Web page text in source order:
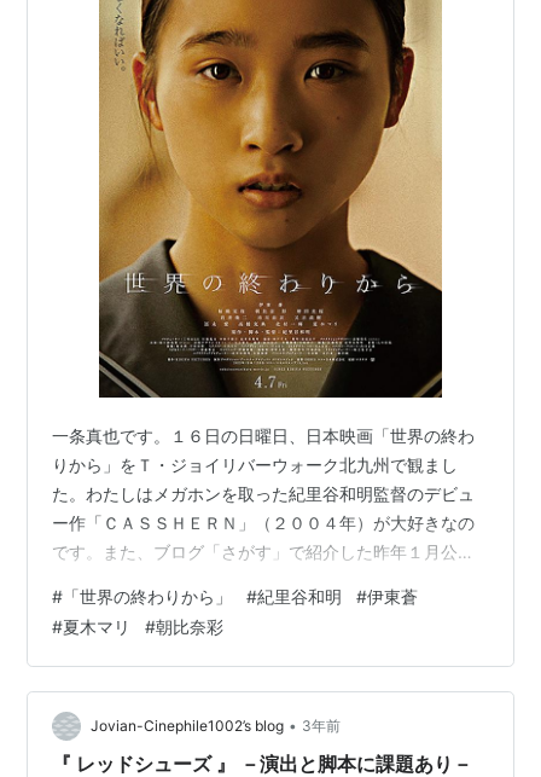
一条真也です。１６日の日曜日、日本映画「世界の終わ
りから」をＴ・ジョイリバーウォーク北九州で観まし
た。わたしはメガホンを取った紀里谷和明監督のデビュ
ー作「ＣＡＳＳＨＥＲＮ」（２００４年）が大好きなの
です。また、ブログ「さがす」で紹介した昨年１月公開
聞いて、上映ラスト１日前に鑑賞。「なんだか凄いもの
を観たな」とは感じましたが、この映画が傑作なのか駄
作なのかは迷うところです。 ヤフー映画の「解説」に
は、こう書かれています。「『ＣＡＳＳＨＥＲＮ』『ラ
スト・ナイツ』などの紀里谷和明監督が、世界を救うた
めに力を尽くす女子高校生の姿を描いたドラマ。親を亡
# 「世界の終わりから」 #紀里谷和明 #伊東蒼
#夏木マリ #朝比奈彩
Jovian-Cinephile1002’s blog • 3年前
『 レッドシューズ 』 －演出と脚本に課題あり－